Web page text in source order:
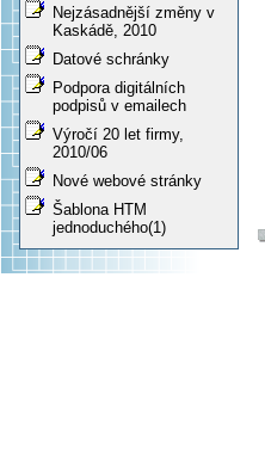
Nejzásadnější změny v
Kaskádě, 2010
Datové schránky
Podpora digitálních
podpisů v emailech
Výročí 20 let firmy,
2010/06
Nové webové stránky
Šablona HTM
jednoduchého(1)